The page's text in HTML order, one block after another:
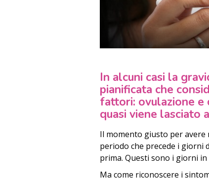
In alcuni casi la
pianificata che
fattori: ovulazione e
quasi viene lasciato
Il momento giusto per avere
periodo che precede i giorni
prima. Questi sono i giorni
Ma come riconoscere i